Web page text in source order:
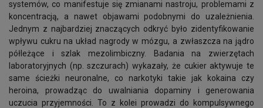
systemów, co manifestuje się zmianami nastroju, problemami z
koncentracją, a nawet objawami podobnymi do uzależnienia.
Jednym z najbardziej znaczących odkryć było zidentyfikowanie
wpływu cukru na układ nagrody w mózgu, a zwłaszcza na jądro
półleżące i szlak mezolimbiczny. Badania na zwierzętach
laboratoryjnych (np. szczurach) wykazały, że cukier aktywuje te
same ścieżki neuronalne, co narkotyki takie jak kokaina czy
heroina, prowadząc do uwalniania dopaminy i generowania
uczucia przyjemności. To z kolei prowadzi do kompulsywnego